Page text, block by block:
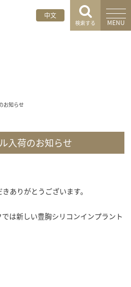
中文
検索する MENU
お知らせ
入荷のお知らせ
ありがとうございます。
は新しい豊胸シリコンインプラント